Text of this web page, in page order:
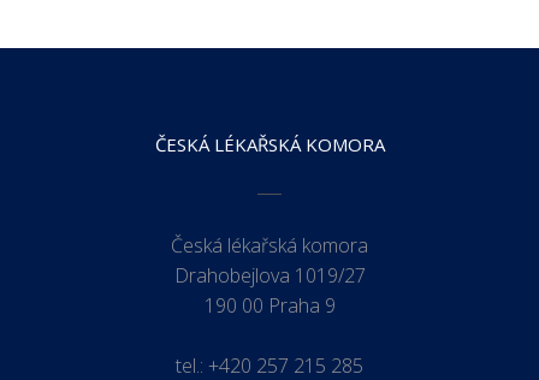
ČESKÁ LÉKAŘSKÁ KOMORA
Česká lékařská komora
Drahobejlova 1019/27
190 00 Praha 9
tel.: +420 257 215 285